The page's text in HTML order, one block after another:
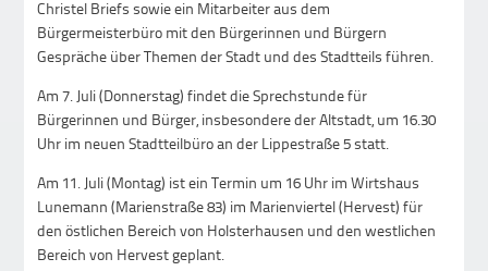
Christel Briefs sowie ein Mitarbeiter aus dem
Bürgermeisterbüro mit den Bürgerinnen und Bürgern
Gespräche über Themen der Stadt und des Stadtteils führen.
Am 7. Juli (Donnerstag) findet die Sprechstunde für
Bürgerinnen und Bürger, insbesondere der Altstadt, um 16.30
Uhr im neuen Stadtteilbüro an der Lippestraße 5 statt.
Am 11. Juli (Montag) ist ein Termin um 16 Uhr im Wirtshaus
Lunemann (Marienstraße 83) im Marienviertel (Hervest) für
den östlichen Bereich von Holsterhausen und den westlichen
Bereich von Hervest geplant.